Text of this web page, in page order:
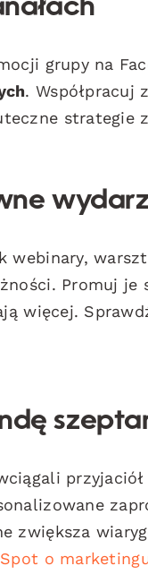
grupy na
. Współpracuj
strategie
webinary,
Promuj je
więcej.
zwiększa
o